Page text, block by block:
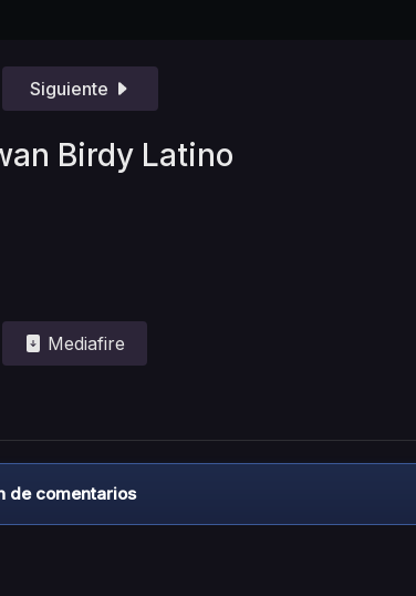
Siguiente
Birdy Latino
Mediafire
de comentarios